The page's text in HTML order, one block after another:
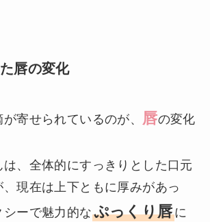
唇の変化
寄せられているのが、 唇の変化
は、全体的にすっきりとした口元
現在は上下ともに厚みがあっ
ーで魅力的なぷっくり唇に